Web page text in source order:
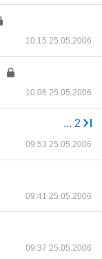
10:15 25.05.2006
10:06 25.05.2006
... 2
09:53 25.05.2006
09:41 25.05.2006
09:37 25.05.2006